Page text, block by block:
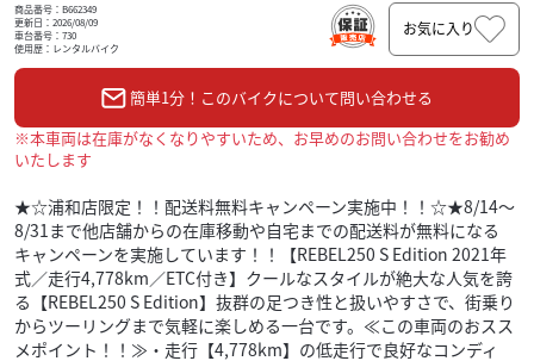
商品番号：B662349
更新日：2026/08/09
車台番号：730
使用歴：レンタルバイク
お気に入り
簡単1分！このバイクについて問い合わせる
※本車両は在庫がなくなりやすいため、お早めのお問い合わせをお勧め
いたします
★☆浦和店限定！！配送料無料キャンペーン実施中！！☆★8/14～
8/31まで他店舗からの在庫移動や自宅までの配送料が無料になる
キャンペーンを実施しています！！【REBEL250 S Edition 2021年
式／走行4,778km／ETC付き】クールなスタイルが絶大な人気を誇
る【REBEL250 S Edition】抜群の足つき性と扱いやすさで、街乗り
からツーリングまで気軽に楽しめる一台です。≪この車両のおスス
メポイント！！≫・走行【4,778km】の低走行で良好なコンディ